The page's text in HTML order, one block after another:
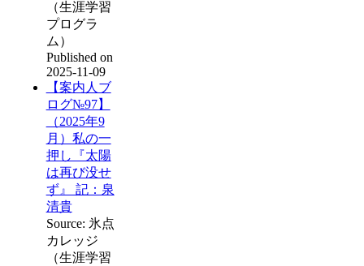
（生涯学習
プログラ
ム）
Published on
2025-11-09
【案内人ブ
ログ№97】
（2025年9
月）私の一
押し『太陽
は再び没せ
ず』 記：泉
清貴
Source: 氷点
カレッジ
（生涯学習